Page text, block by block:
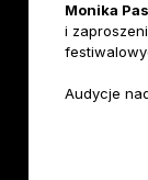
Monika
i
Audycje